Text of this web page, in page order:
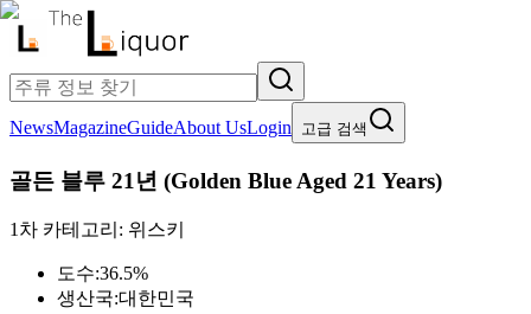
NewsMagazineGuideAbout UsLogin 고급 검색
골든 블루 21년 (Golden Blue Aged 21 Years)
1차 카테고리: 위스키
도수:36.5%
생산국:대한민국